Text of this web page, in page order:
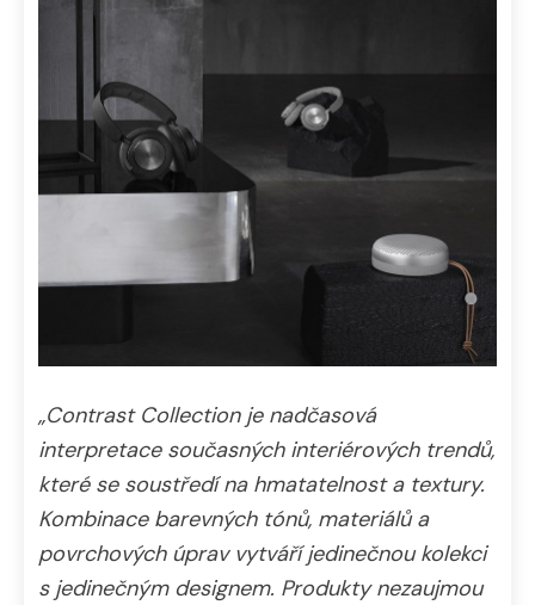
„Contrast Collection je nadčasová
interpretace současných interiérových trendů,
které se soustředí na hmatatelnost a textury.
Kombinace barevných tónů, materiálů a
povrchových úprav vytváří jedinečnou kolekci
s jedinečným designem. Produkty nezaujmou